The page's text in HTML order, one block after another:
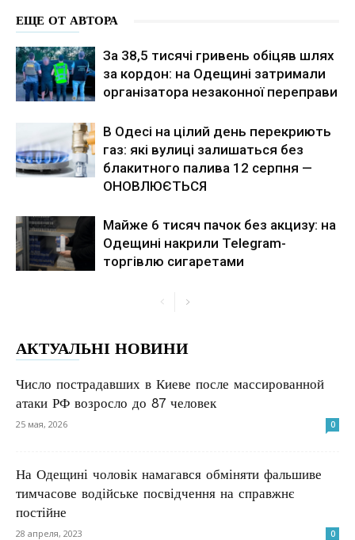
ЕЩЕ ОТ АВТОРА
За 38,5 тисячі гривень обіцяв шлях
за кордон: на Одещині затримали
організатора незаконної переправи
В Одесі на цілий день перекриють
газ: які вулиці залишаться без
блакитного палива 12 серпня —
ОНОВЛЮЄТЬСЯ
Майже 6 тисяч пачок без акцизу: на
Одещині накрили Telegram-
торгівлю сигаретами
АКТУАЛЬНІ НОВИНИ
Число пострадавших в Киеве после массированной
атаки РФ возросло до 87 человек
25 мая, 2026 0
На Одещині чоловік намагався обміняти фальшиве
тимчасове водійське посвідчення на справжнє
постійне
28 апреля, 2023 0